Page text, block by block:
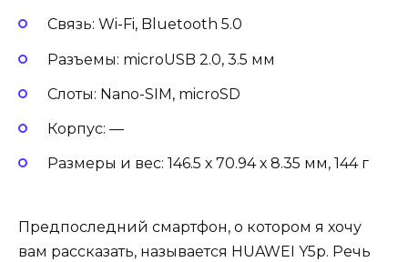
Связь: Wi-Fi, Bluetooth 5.0
Разъемы: microUSB 2.0, 3.5 мм
Слоты: Nano-SIM, microSD
Корпус: —
Размеры и вес: 146.5 х 70.94 х 8.35 мм, 144 г
Предпоследний смартфон, о котором я хочу
вам рассказать, называется HUAWEI Y5p. Речь